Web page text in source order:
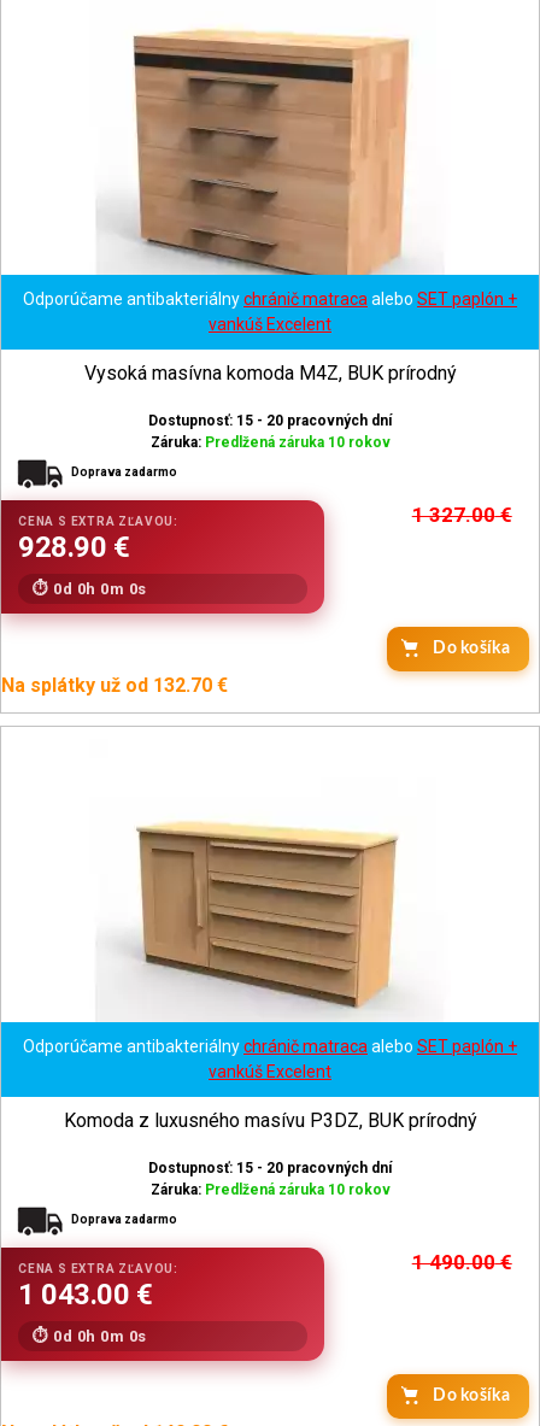
Odporúčame antibakteriálnychránič matraca alebo SET paplón +
vankúš Excelent
Vysoká masívna komoda M4Z, BUK prírodný
Dostupnosť: 15 - 20 pracovných dní
Záruka: Predlžená záruka 10 rokov
Doprava zadarmo
1 327.00€
0d 0h 0m 0s
Na splátky už od 132.70 €
Odporúčame antibakteriálnychránič matraca alebo SET paplón +
vankúš Excelent
Komoda z luxusného masívu P3DZ, BUK prírodný
Dostupnosť: 15 - 20 pracovných dní
Záruka: Predlžená záruka 10 rokov
Doprava zadarmo
1 490.00€
0d 0h 0m 0s